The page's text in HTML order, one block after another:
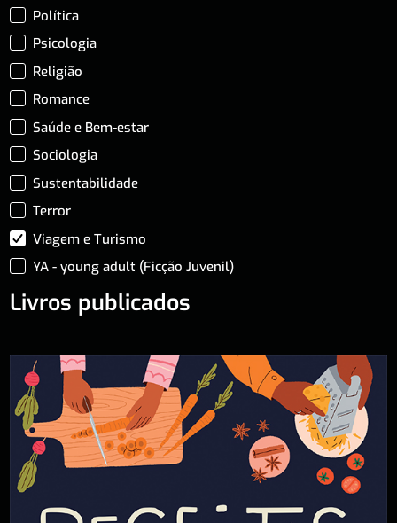
Política
Psicologia
Religião
Romance
Saúde e Bem-estar
Sociologia
Sustentabilidade
Terror
Viagem e Turismo
YA - young adult (Ficção Juvenil)
Livros publicados